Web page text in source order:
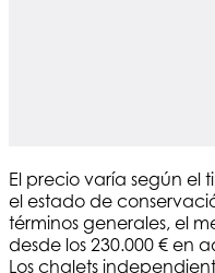
El precio varía según el
el estado de
términos generales, el
desde los 230.000 € en
Los chalets